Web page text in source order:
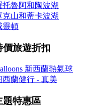
托魯阿和陶波湖
克山和蒂卡波湖
靈頓
價旅遊折扣
新西蘭熱氣球
西蘭健行 - 真美
題特惠區